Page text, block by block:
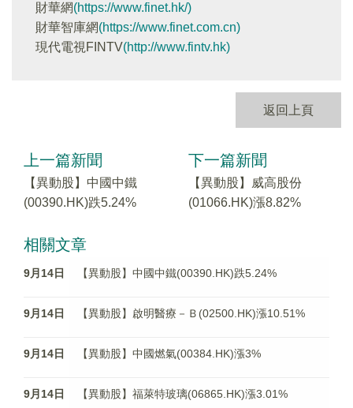
財華網(https://www.finet.hk/)
財華智庫網(https://www.finet.com.cn)
現代電視FINTV(http://www.fintv.hk)
返回上頁
上一篇新聞
【異動股】中國中鐵
(00390.HK)跌5.24%
下一篇新聞
【異動股】威高股份
(01066.HK)漲8.82%
相關文章
9月14日 【異動股】中國中鐵(00390.HK)跌5.24%
9月14日 【異動股】啟明醫療－Ｂ(02500.HK)漲10.51%
9月14日 【異動股】中國燃氣(00384.HK)漲3%
9月14日 【異動股】福萊特玻璃(06865.HK)漲3.01%